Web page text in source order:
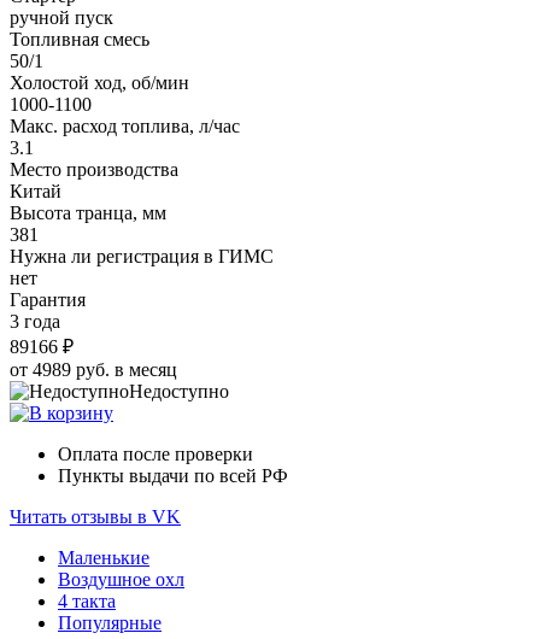
ручной пуск
Топливная смесь
50/1
Холостой ход, об/мин
1000-1100
Макс. расход топлива, л/час
3.1
Место производства
Китай
Высота транца, мм
381
Нужна ли регистрация в ГИМС
нет
Гарантия
3 года
89166 ₽
от 4989 руб. в месяц
Недоступно
Оплата после проверки
Пункты выдачи по всей РФ
Читать отзывы в VK
Маленькие
Воздушное охл
4 такта
Популярные